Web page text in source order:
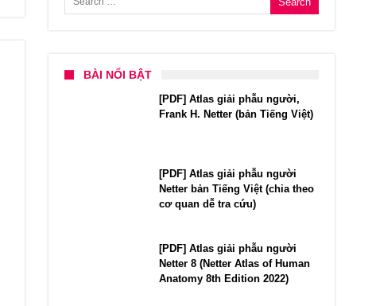
BÀI NỔI BẬT
[PDF] Atlas giải phẫu người,
Frank H. Netter (bản Tiếng Việt)
[PDF] Atlas giải phẫu người
Netter bản Tiếng Việt (chia theo
cơ quan dễ tra cứu)
[PDF] Atlas giải phẫu người
Netter 8 (Netter Atlas of Human
Anatomy 8th Edition 2022)